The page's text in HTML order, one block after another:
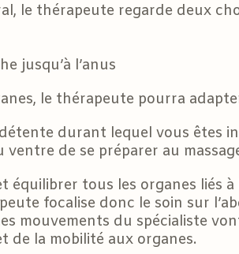
le thérapeute regarde deux
jusqu’à l’anus
le thérapeute pourra
durant lequel vous êtes
de se préparer au
équilibrer tous les organes liés
focalise donc le soin sur
mouvements du spécialiste
de la mobilité aux organes.